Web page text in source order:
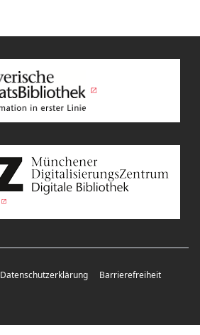
Datenschutzerklärung Barrierefreiheit